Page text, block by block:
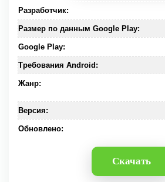
Разработчик:
Размер по данным Google Play:
Google Play:
Требования Android:
Жанр:
Версия:
Обновлено:
Скачать